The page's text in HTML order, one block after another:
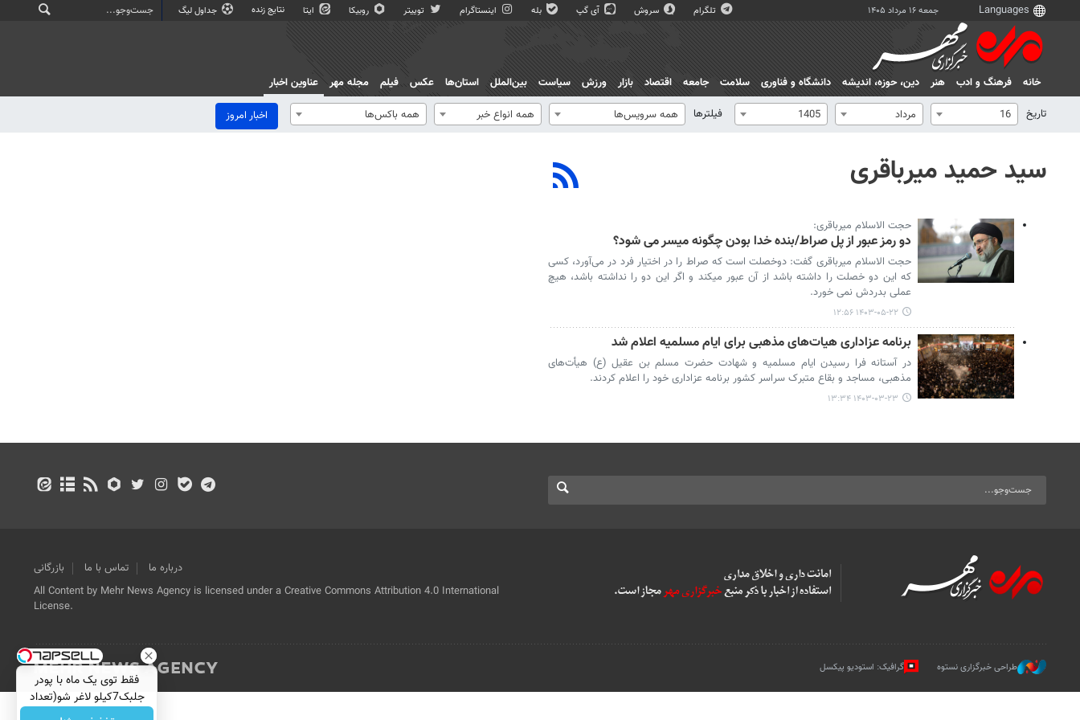
جمعه ۱۶ مرداد ۱۴۰۵ تلگرام سروش آی گپ بله اینستاگرام توییتر روبیکا ایتا نتایج زنده جداول لیگ
خانه فرهنگ و ادب هنر دين، حوزه، انديشه دانشگاه و فناوری سلامت جامعه اقتصاد بازار ورزش سیاست بین‌الملل استان‌ها عکس فیلم مجله مهر
عناوین اخبار
تاریخ
16 مرداد 1405 فیلترها همه سرویس‌ها همه انواع خبر همه باکس‌ها اخبار امروز
سید حمید میرباقری
حجت الاسلام میرباقری:
دو رمز عبور از پل صراط/بنده خدا بودن چگونه میسر می شود؟
حجت الاسلام میرباقری گفت: دوخصلت است که صراط را در اختیار فرد در می‌آورد، کسی
که این دو خصلت را داشته باشد از آن عبور میکند و اگر این دو را نداشته باشد، هیچ
عملی بدردش نمی خورد.
۱۴۰۳-۰۵-۲۲ ۱۲:۵۶
برنامه عزاداری هیات‌های مذهبی برای ایام مسلمیه اعلام شد
در آستانه فرا رسیدن ایام مسلمیه و شهادت حضرت مسلم بن عقیل (ع) هیأت‌های
مذهبی، مساجد و بقاع متبرک سراسر کشور برنامه عزاداری خود را اعلام کردند.
۱۴۰۳-۰۳-۲۳ ۱۳:۳۴
درباره ما تماس با ما
بازرگانی
All Content by Mehr News Agency is licensed under a Creative Commons Attribution 4.0 International
License.
طراحی خبرگزاری نستوه گرافیک: استودیو پیکسل
فقط توی یک ماه با پودر
جلبک7کیلو لاغر شو(تعداد
محدود)